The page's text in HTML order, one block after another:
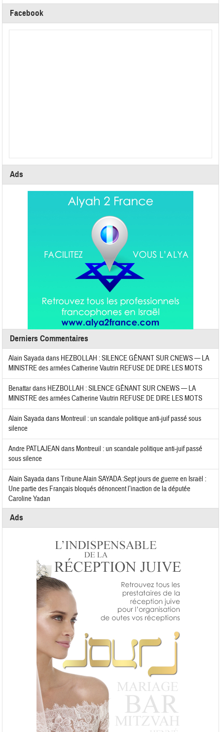
Facebook
Ads
Derniers Commentaires
Alain Sayadadans HEZBOLLAH : SILENCE GÊNANT SUR CNEWS — LA
MINISTRE des armées Catherine Vautrin REFUSE DE DIRE LES MOTS
Benattardans HEZBOLLAH : SILENCE GÊNANT SUR CNEWS — LA
MINISTRE des armées Catherine Vautrin REFUSE DE DIRE LES MOTS
Alain Sayadadans Montreuil : un scandale politique anti-juif passé sous
silence
Andre PATLAJEAN dans Montreuil : un scandale politique anti-juif passé
sous silence
Alain SayadadansTribune Alain SAYADA :Sept jours de guerre en Israël :
Une partie des Français bloqués dénoncent l’inaction de la députée
Caroline Yadan
Ads